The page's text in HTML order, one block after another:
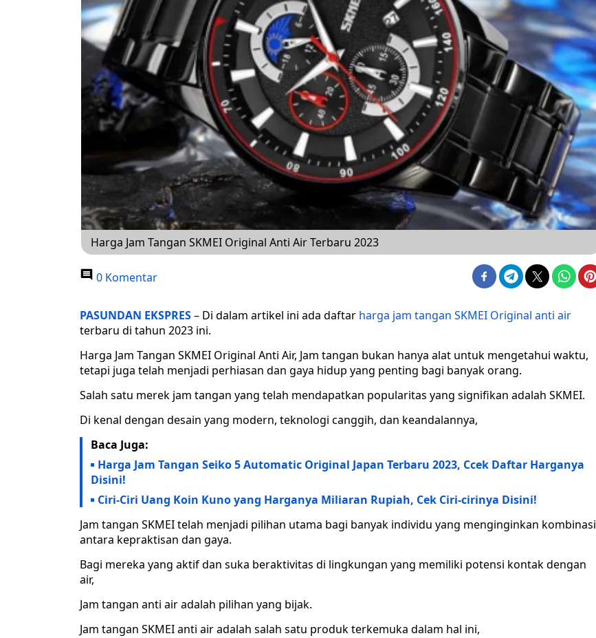
Harga Jam Tangan SKMEI Original Anti Air Terbaru 2023
0 Komentar
PASUNDAN EKSPRES– Di dalam artikel ini ada daftar harga jam tangan SKMEI Original anti air
terbaru di tahun 2023 ini.
Harga Jam Tangan SKMEI Original Anti Air, Jam tangan bukan hanya alat untuk mengetahui waktu,
tetapi juga telah menjadi perhiasan dan gaya hidup yang penting bagi banyak orang.
Salah satu merek jam tangan yang telah mendapatkan popularitas yang signifikan adalah SKMEI.
Di kenal dengan desain yang modern, teknologi canggih, dan keandalannya,
Baca Juga:
Harga Jam Tangan Seiko 5 Automatic Original Japan Terbaru 2023, Ccek Daftar Harganya
Disini!
Ciri-Ciri Uang Koin Kuno yang Harganya Miliaran Rupiah, Cek Ciri-cirinya Disini!
Jam tangan SKMEI telah menjadi pilihan utama bagi banyak individu yang menginginkan kombinasi
antara kepraktisan dan gaya.
Bagi mereka yang aktif dan suka beraktivitas di lingkungan yang memiliki potensi kontak dengan
air,
Jam tangan anti air adalah pilihan yang bijak.
Jam tangan SKMEI anti air adalah salah satu produk terkemuka dalam hal ini,